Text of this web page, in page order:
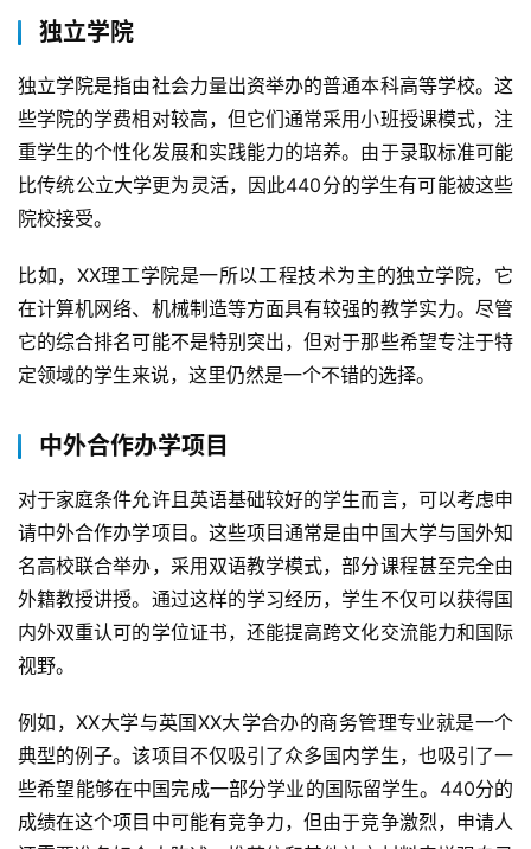
独立学院
独立学院是指由社会力量出资举办的普通本科高等学校。这
些学院的学费相对较高，但它们通常采用小班授课模式，注
重学生的个性化发展和实践能力的培养。由于录取标准可能
比传统公立大学更为灵活，因此440分的学生有可能被这些
院校接受。
比如，XX理工学院是一所以工程技术为主的独立学院，它
在计算机网络、机械制造等方面具有较强的教学实力。尽管
它的综合排名可能不是特别突出，但对于那些希望专注于特
定领域的学生来说，这里仍然是一个不错的选择。
中外合作办学项目
对于家庭条件允许且英语基础较好的学生而言，可以考虑申
请中外合作办学项目。这些项目通常是由中国大学与国外知
名高校联合举办，采用双语教学模式，部分课程甚至完全由
外籍教授讲授。通过这样的学习经历，学生不仅可以获得国
内外双重认可的学位证书，还能提高跨文化交流能力和国际
视野。
例如，XX大学与英国XX大学合办的商务管理专业就是一个
典型的例子。该项目不仅吸引了众多国内学生，也吸引了一
些希望能够在中国完成一部分学业的国际留学生。440分的
成绩在这个项目中可能有竞争力，但由于竞争激烈，申请人